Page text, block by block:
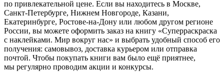
по привлекательной цене. Если вы находитесь в Москве,
Санкт-Петербурге, Нижнем Новгороде, Казани,
Екатеринбурге, Ростове-на-Дону или любом другом регионе
России, вы можете оформить заказ на книгу «Суперраскраска
с наклейками. Мир вокруг нас» и выбрать удобный способ его
получения: самовывоз, доставка курьером или отправка
почтой. Чтобы покупать книги вам было ещё приятнее,
мы регулярно проводим акции и конкурсы.